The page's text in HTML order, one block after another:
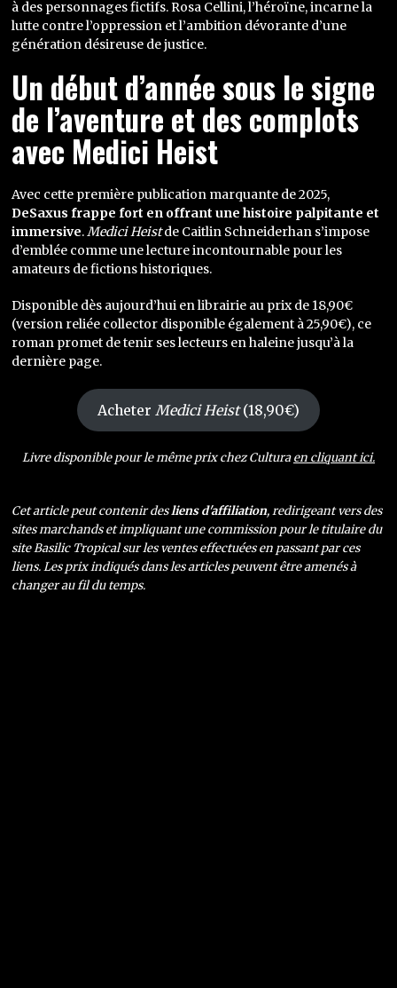
à des personnages fictifs. Rosa Cellini, l’héroïne, incarne la
lutte contre l’oppression et l’ambition dévorante d’une
génération désireuse de justice.
Un début d’année sous le signe
de l’aventure et des complots
avec Medici Heist
Avec cette première publication marquante de 2025,
DeSaxus frappe fort en offrant une histoire palpitante et
immersive.Medici Heistde Caitlin Schneiderhan s’impose
d’emblée comme une lecture incontournable pour les
amateurs de fictions historiques.
Disponible dès aujourd’hui en librairie au prix de 18,90€
(version reliée collector disponible également à 25,90€), ce
roman promet de tenir ses lecteurs en haleine jusqu’à la
dernière page.
Acheter Medici Heist(18,90€)
Livre disponible pour le même prix chez Culturaen cliquant ici.
Cet article peut contenir desliens d'affiliation, redirigeant vers des
sites marchands et impliquant une commission pour le titulaire du
site Basilic Tropical sur les ventes effectuées en passant par ces
liens. Les prix indiqués dans les articles peuvent être amenés à
changer au fil du temps.